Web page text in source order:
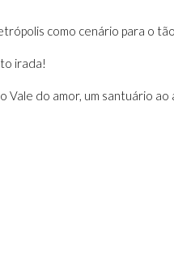
como cenário para o
irada!
Vale do amor, um santuário